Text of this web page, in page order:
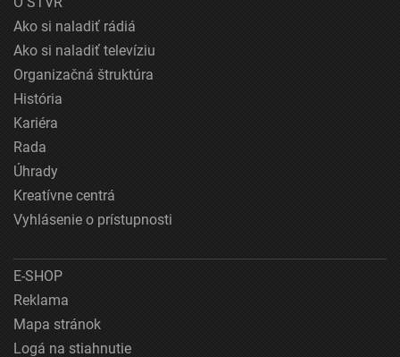
Ako si naladiť rádiá
Ako si naladiť televíziu
Organizačná štruktúra
História
Kariéra
Rada
Úhrady
Kreatívne centrá
Vyhlásenie o prístupnosti
E-SHOP
Reklama
Mapa stránok
Logá na stiahnutie